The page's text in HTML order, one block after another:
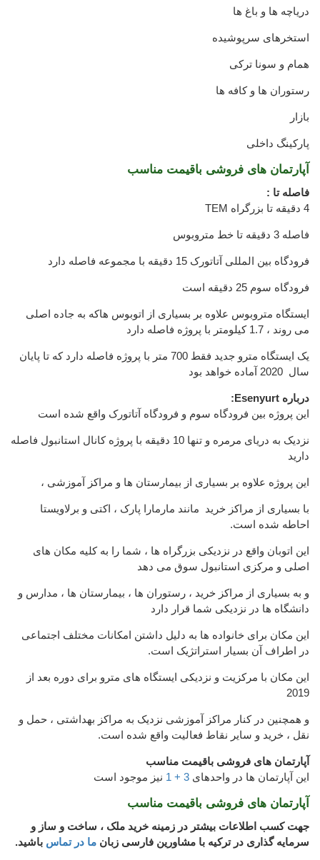
دریاچه ها و باغ ها
استخرهای سرپوشیده
همام و سونا ترکی
رستوران ها و کافه ها
بازار
پارکینگ داخلی
آپارتمان های فروشی باقیمت مناسب
فاصله تا :
4 دقیقه تا بزرگراه TEM
فاصله 3 دقیقه تا خط متروبوس
فرودگاه بین المللی آتاتورک 15 دقیقه با مجموعه فاصله دارد
فرودگاه سوم 25 دقیقه است
ایستگاه متروبوس علاوه بر بسیاری از اتوبوس هاکه به جاده اصلی
می روند ، 1.7 کیلومتر با پروژه فاصله دارد
یک ایستگاه مترو جدید فقط 700 متر با پروژه فاصله دارد که تا پایان
سال 2020 آماده خواهد بود
درباره Esenyurt:
این پروژه بین فرودگاه سوم و فرودگاه آتاتورک واقع شده است
نزدیک به دریای مرمره و تنها 10 دقیقه با پروژه کانال استانبول فاصله
دارید
این پروژه علاوه بر بسیاری از بیمارستان ها و مراکز آموزشی ،
با بسیاری از مراکز خرید مانند مارمارا پارک ، اکتی و برلاویستا
احاطه شده است.
این اتوبان واقع در نزدیکی بزرگراه ها ، شما را به کلیه مکان های
اصلی و مرکزی استانبول سوق می دهد
و به بسیاری از مراکز خرید ، رستوران ها ، بیمارستان ها ، مدارس و
دانشگاه ها در نزدیکی شما قرار دارد
این مکان برای خانواده ها به دلیل داشتن امکانات مختلف اجتماعی
در اطراف آن بسیار استراتژیک است.
این مکان با مرکزیت و نزدیکی ایستگاه های مترو برای دوره بعد از
2019
و همچنین در کنار مراکز آموزشی نزدیک به مراکز بهداشتی ، حمل و
نقل ، خرید و سایر نقاط فعالیت واقع شده است.
آپارتمان های فروشی باقیمت مناسب
این آپارتمان ها در واحدهای 3 + 1 نیز موجود است
آپارتمان های فروشی باقیمت مناسب
جهت کسب اطلاعات بیشتر در زمینه خرید ملک ، ساخت و ساز و
سرمایه گذاری در ترکیه با مشاورین فارسی زبان ما در تماس باشید.